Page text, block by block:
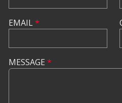
EMAIL*
MESSAGE *